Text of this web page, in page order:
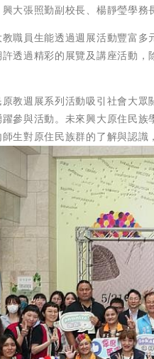
大張照勤副校長、楊靜瑩學
職員生能透過週展活動豐富
透過精彩的展覽及講座活動
教週展系列活動吸引社會大
參與活動。未來興大原住民
生對原住民族群的了解與認